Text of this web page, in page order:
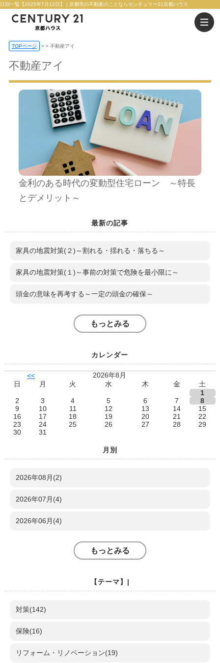
日別一覧【2025年7月12日】 | 京都市の不動産のことならセンチュリー21京都ハウス
TOPページ > 不動産アイ
不動産アイ
金利のある時代の変動型住宅ローン ～特長
とデメリット～
最新の記事
家具の地震対策(２)～割れる・揺れる・落ちる～
家具の地震対策(１)～事前の対策で危険を最小限に～
頭金の意味を再考する～一定の頭金の確保～
もっとみる
カレンダー
<<
2026年8月
日
月 火 水 木 金
土
1
2
3 4 5 6 7
8
9
10 11 12 13 14
15
16
17 18 19 20 21
22
23
24 25 26 27 28
29
30
31
月別
2026年08月(2)
2026年07月(4)
2026年06月(4)
もっとみる
【テーマ】|
対策(142)
保険(16)
リフォーム・リノベーション(19)